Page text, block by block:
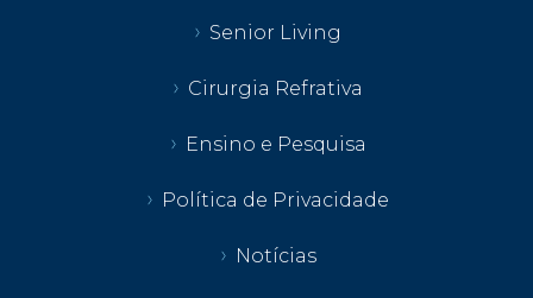
Senior Living
Cirurgia Refrativa
Ensino e Pesquisa
Política de Privacidade
Notícias